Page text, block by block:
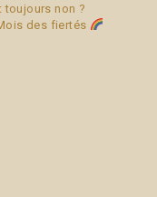
toujours non ?
des fiertés